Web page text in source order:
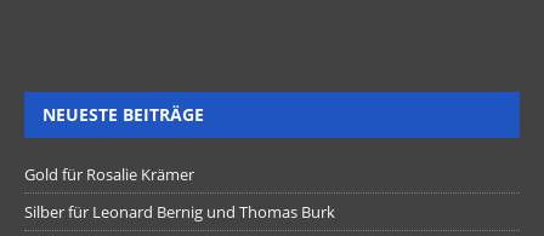
NEUESTE BEITRÄGE
Gold für Rosalie Krämer
Silber für Leonard Bernig und Thomas Burk